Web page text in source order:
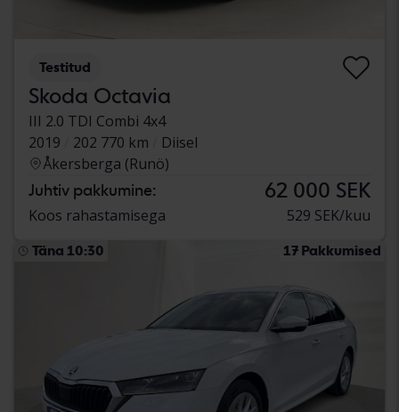
Testitud
Skoda Octavia
III 2.0 TDI Combi 4x4
2019
202 770 km
Diisel
Åkersberga (Runö)
Juhtiv pakkumine: 62 000 SEK
Koos rahastamisega 529 SEK/kuu
Täna 10:30 17 Pakkumised